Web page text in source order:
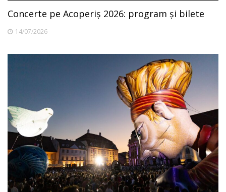
Concerte pe Acoperiș 2026: program și bilete
14/07/2026